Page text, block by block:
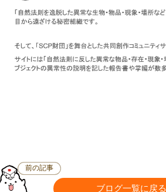
前の記事
ブログ一覧に戻る